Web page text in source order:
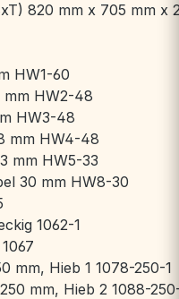
820 mm x 705 mm x
HW1-60
HW2-48
HW3-48
mm HW4-48
mm HW5-33
30 mm HW8-30
1062-1
mm, Hieb 1 1078-250-1
mm, Hieb 2 1088-250-